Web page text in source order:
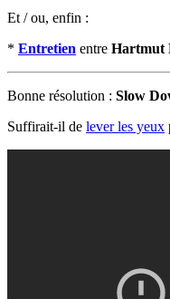
Et / ou, enfin :
* Entretien entre Hartmut
Bonne résolution : Slow
Suffirait-il de lever les yeux